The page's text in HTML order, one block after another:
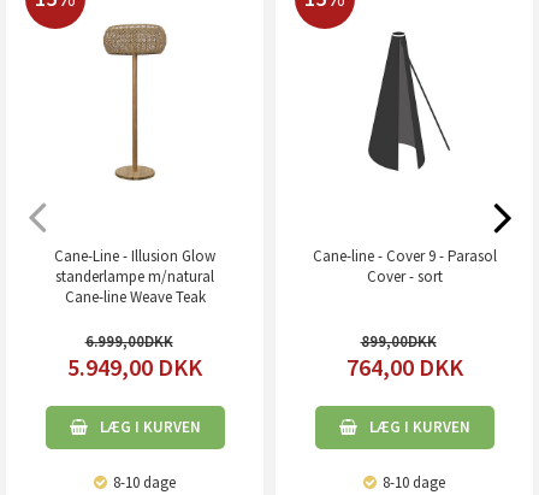
Cane-Line - Illusion Glow
standerlampe m/natural
Cane-line Weave Teak
6.999,00
5.949,00 DKK
LÆG I KURVEN
8-10 dage
Cane-line - Cover 9 - Parasol
Cover - sort
899,00
764,00 DKK
LÆG I KURVEN
8-10 dage